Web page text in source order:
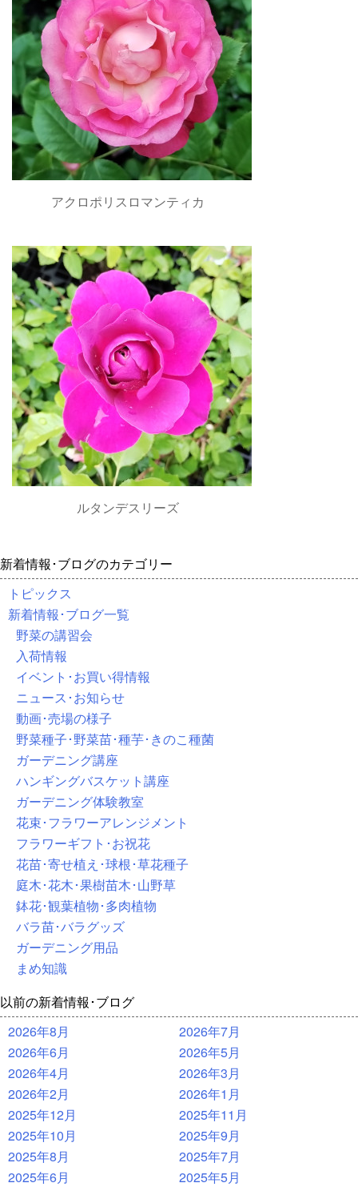
アクロポリスロマンティカ
ルタンデスリーズ
新着情報･ブログのカテゴリー
トピックス
新着情報･ブログ一覧
野菜の講習会
入荷情報
イベント･お買い得情報
ニュース･お知らせ
動画･売場の様子
野菜種子･野菜苗･種芋･きのこ種菌
ガーデニング講座
ハンギングバスケット講座
ガーデニング体験教室
花束･フラワーアレンジメント
フラワーギフト･お祝花
花苗･寄せ植え･球根･草花種子
庭木･花木･果樹苗木･山野草
鉢花･観葉植物･多肉植物
バラ苗･バラグッズ
ガーデニング用品
まめ知識
以前の新着情報･ブログ
2026年8月
2026年7月
2026年6月
2026年5月
2026年4月
2026年3月
2026年2月
2026年1月
2025年12月
2025年11月
2025年10月
2025年9月
2025年8月
2025年7月
2025年6月
2025年5月